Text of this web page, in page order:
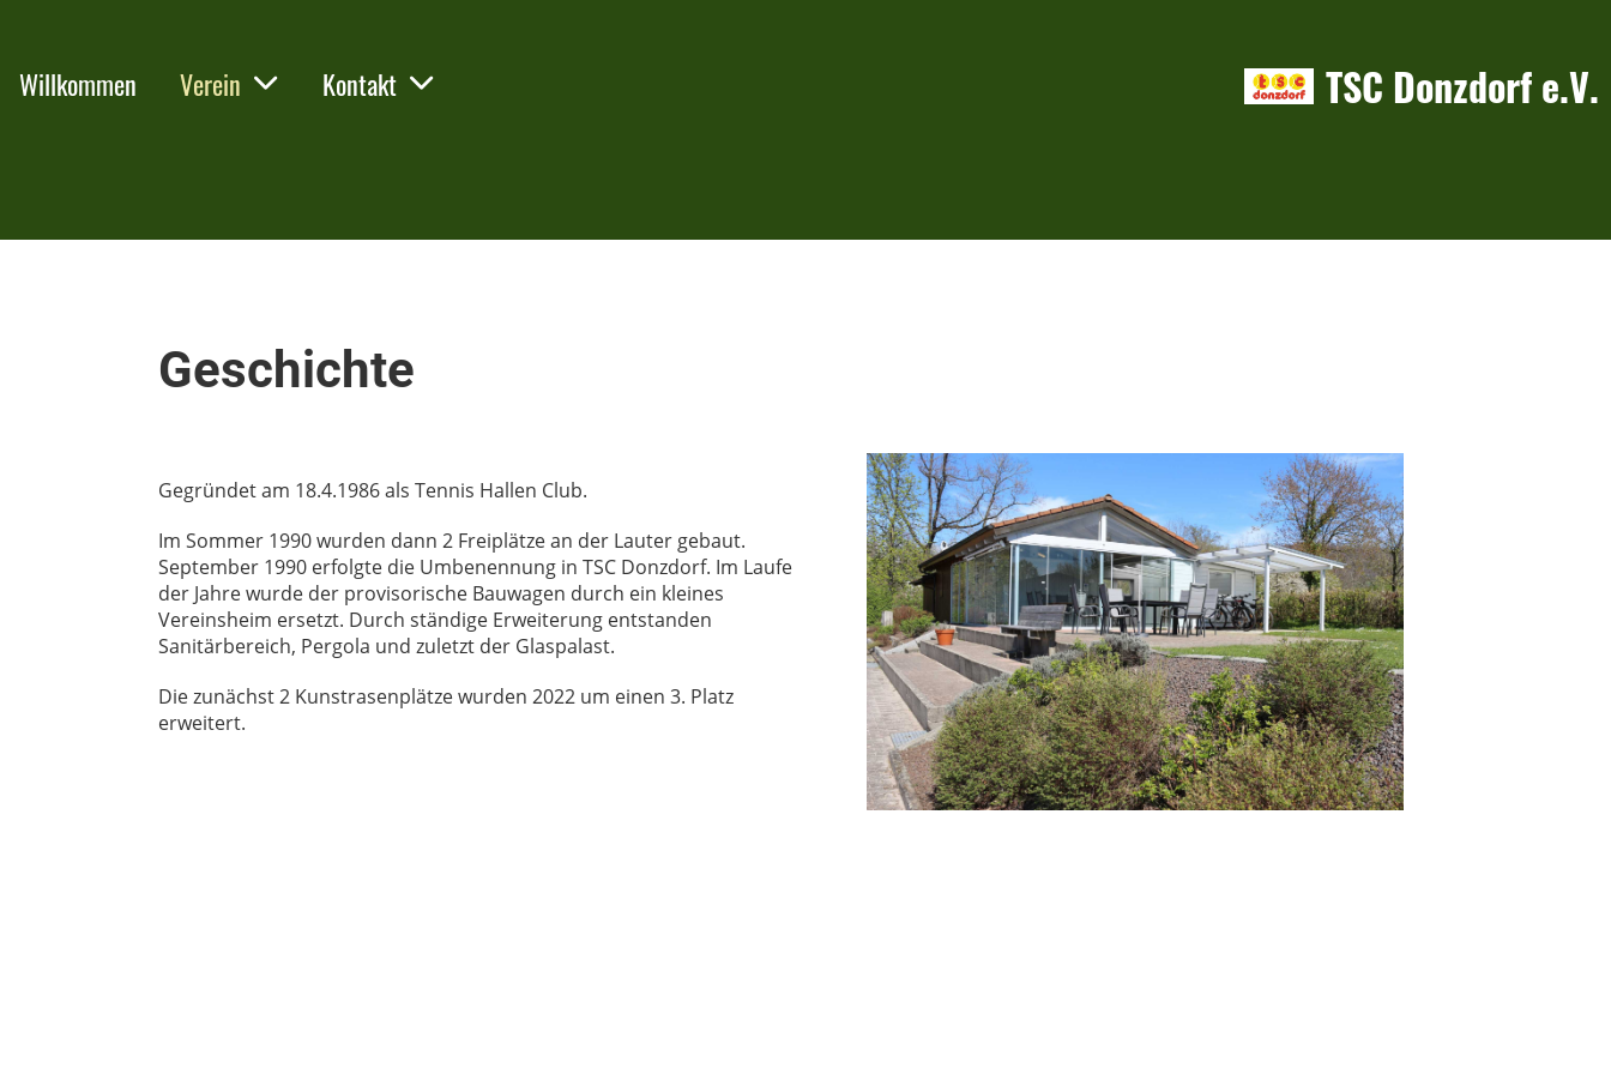
Willkommen Verein Kontakt TSC Donzdorf e.V.
Geschichte
Gegründet am 18.4.1986 als Tennis Hallen Club.
Im Sommer 1990 wurden dann 2 Freiplätze an der Lauter gebaut.
September 1990 erfolgte die Umbenennung in TSC Donzdorf. Im Laufe
der Jahre wurde der provisorische Bauwagen durch ein kleines
Vereinsheim ersetzt. Durch ständige Erweiterung entstanden
Sanitärbereich, Pergola und zuletzt der Glaspalast.
Die zunächst 2 Kunstrasenplätze wurden 2022 um einen 3. Platz
erweitert.